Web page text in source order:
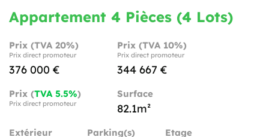
Appartement 4 Pièces (4 Lots)
Prix (TVA 20%)
Prix direct promoteur
376 000 €
Prix (TVA 10%)
Prix direct promoteur
344 667 €
Prix (TVA 5.5%)
Prix direct promoteur
Surface
82.1m²
Extérieur Parking(s) Etage